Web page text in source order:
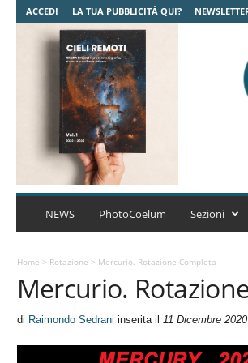
ACCEDI LA TUA PUBBLICITÀ QUI?
C
u
A
r
NEWS PhotoCoelum Sezioni
Home > Rotazione > Mercurio. Rotazione Completa
Mercurio.
di Raimondo Sedrani inserita il 11 Dicembre 2020